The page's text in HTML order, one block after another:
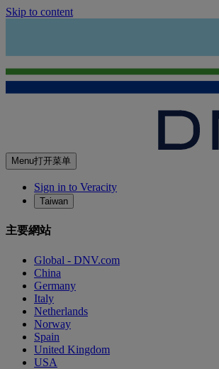
Skip to content
Menu打开菜单
Sign in to Veracity
Taiwan
主要網站
Global - DNV.com
China
Germany
Italy
Netherlands
Norway
Spain
United Kingdom
USA